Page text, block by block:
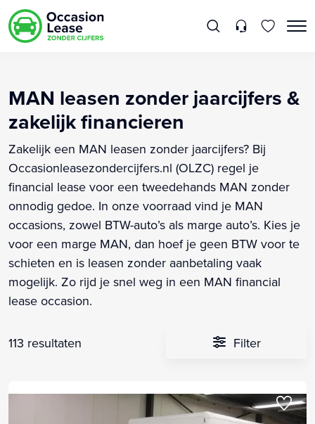
MAN leasen zonder jaarcijfers &
zakelijk financieren
Zakelijk een MAN leasen zonder jaarcijfers? Bij
Occasionleasezondercijfers.nl (OLZC) regel je
financial lease voor een tweedehands MAN zonder
onnodig gedoe. In onze voorraad vind je MAN
occasions, zowel BTW-auto’s als marge auto’s. Kies je
voor een marge MAN, dan hoef je geen BTW voor te
schieten en is leasen zonder aanbetaling vaak
mogelijk. Zo rijd je snel weg in een MAN financial
lease occasion.
113 resultaten Filter